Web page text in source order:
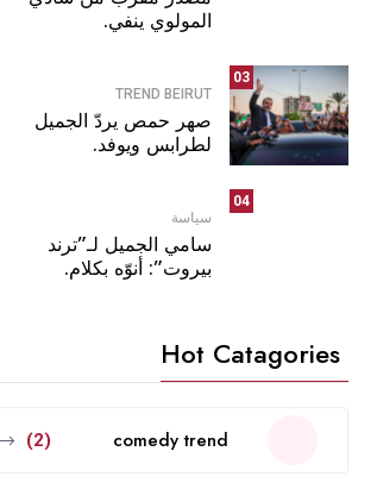
المولوي ينفي.
03
TREND BEIRUT
صهر حمص يردّ الجميل
لطرابس ويوفد.
04
سياسة
سامي الجميل لـ”ترند
بيروت”: أنوّه بكلام.
Hot Catagories
comedy trend
(2)